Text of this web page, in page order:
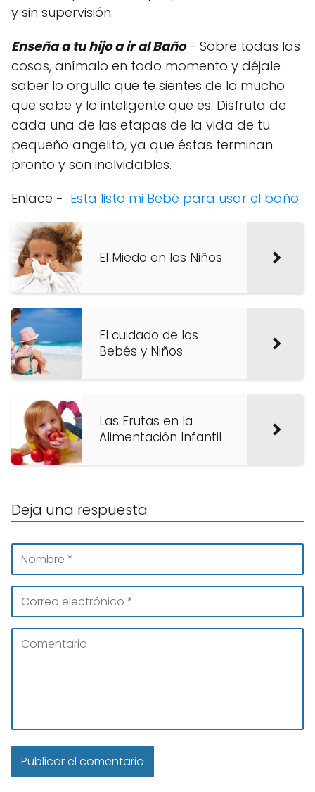
y sin supervisión.
Enseña a tu hijo a ir al Baño- Sobre todas las
cosas, anímalo en todo momento y déjale
saber lo orgullo que te sientes de lo mucho
que sabe y lo inteligente que es. Disfruta de
cada una de las etapas de la vida de tu
pequeño angelito, ya que éstas terminan
pronto y son inolvidables.
Enlace - Esta listo mi Bebé para usar el baño
El Miedo en los Niños
El cuidado de los
Bebés y Niños
Las Frutas en la
Alimentación Infantil
Deja una respuesta